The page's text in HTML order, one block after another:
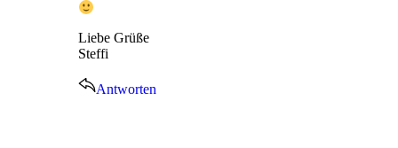
Liebe Grüße
Steffi
Antworten